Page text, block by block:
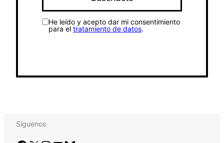
He leído y acepto dar mi consentimiento
para el tratamiento de datos.
Síguenos